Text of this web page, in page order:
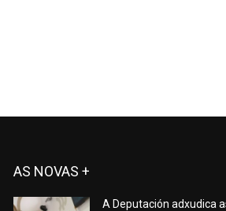
AS NOVAS +
A Deputación adxudica